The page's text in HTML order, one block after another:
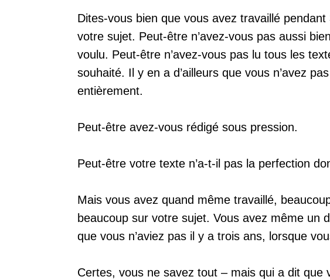
Dites-vous bien que vous avez travaillé
votre sujet. Peut-être n’avez-vous pas aussi
voulu. Peut-être n’avez-vous pas lu tous les
souhaité. Il y en a d’ailleurs que vous n’avez
entièrement.
Peut-être avez-vous rédigé sous pression.
Peut-être votre texte n’a-t-il pas la perfection
Mais vous avez quand même travaillé,
beaucoup sur votre sujet. Vous avez même un
que vous n’aviez pas il y a trois ans, lorsque
Certes, vous ne savez tout – mais qui a dit que